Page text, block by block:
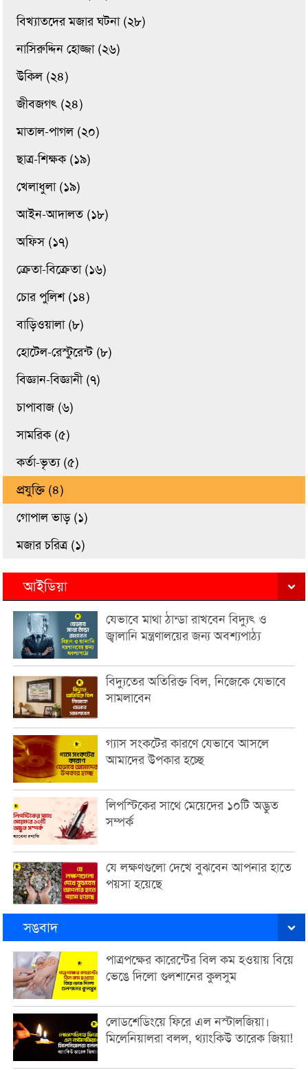
বিখ্যাতদের মজার ঘটনা (২৮)
নাসিরুদ্দিন হোজ্জা (২৬)
উকিল (২৪)
জীবজগৎ (২৪)
মাতাল-পাগল (২০)
ছাত্র-শিক্ষক (১৯)
খেলাধুলা (১৯)
আইন-আদালত (১৮)
অফিস (১৭)
ক্রেতা-বিক্রেতা (১৬)
চোর পুলিশ (১৪)
বাড়িওয়ালা (৮)
হোটেল-রেস্টুরেন্ট (৮)
বিজ্ঞান-বিজ্ঞানী (৭)
চাপাবাজ (৬)
সামরিক (৫)
কর্তা-ভৃত্য (৫)
প্রযুক্তি (৪)
গোপাল ভাড় (১)
মজার চরিত্র (১)
আইডিয়া
যেভাবে মাথা ঠান্ডা রাখবেন বিদ্যুৎ ও
জ্বালানি মন্ত্রণালয়ের জন্য অবশ্যপাঠ্য
বিদ্যুতের অতিরিক্ত বিল, নিজেকে যেভাবে
সামলাবেন
গ্যাস সংকটের কারণে যেভাবে আসলে
আমাদের উপকার হচ্ছে
লিপস্টিকের সাথে মেয়েদের ১০টি অদ্ভুত
সম্পর্ক
যে লক্ষণগুলো দেখে বুঝবেন আপনার হাতে
পয়সা হয়েছে
সঙবাদ
পাত্রপক্ষের কারেন্টের বিল কম হওয়ায় বিয়ে
ভেঙে দিলো গুলশানের কুলসুম
লোডশেডিংয়ে ফিরে এল নস্টালজিয়া।
মিলেনিয়ালরা বলল, থ্যাংকিউ তারেক জিয়া!